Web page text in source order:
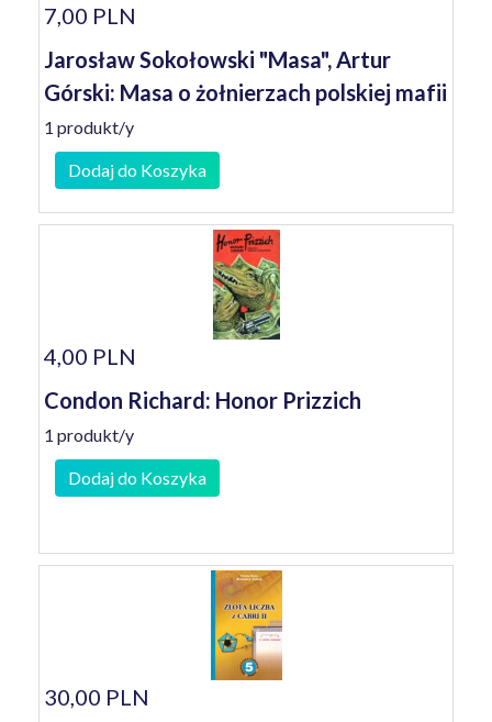
7,00 PLN
Jarosław Sokołowski "Masa", Artur
Górski: Masa o żołnierzach polskiej mafii
1 produkt/y
Dodaj do Koszyka
4,00 PLN
Condon Richard: Honor Prizzich
1 produkt/y
Dodaj do Koszyka
30,00 PLN